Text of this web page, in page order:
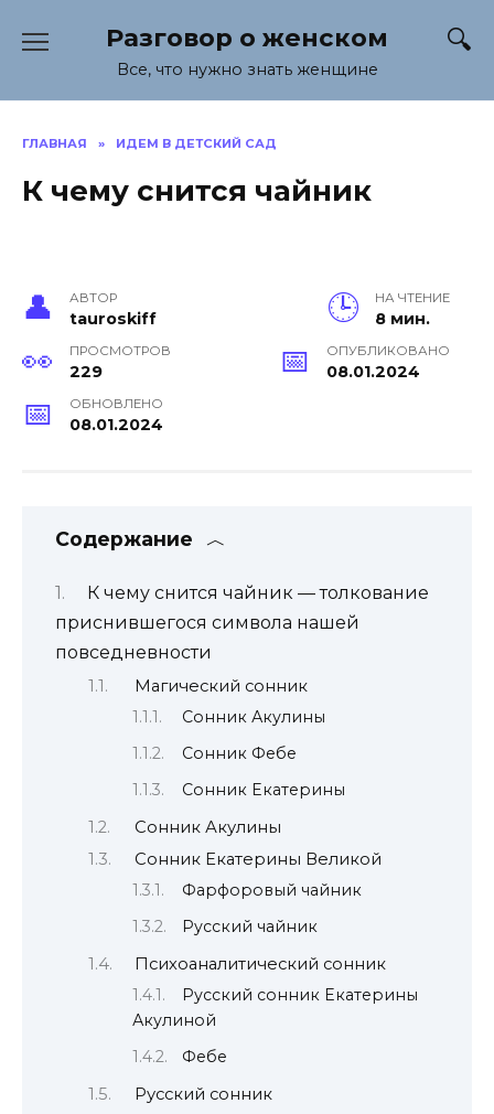
содержанию
Разговор о женском
Все, что нужно знать женщине
ГЛАВНАЯ » ИДЕМ В ДЕТСКИЙ САД
К чему снится чайник
АВТОР
tauroskiff
НА ЧТЕНИЕ
8 мин.
ПРОСМОТРОВ
229
ОПУБЛИКОВАНО
08.01.2024
ОБНОВЛЕНО
08.01.2024
Содержание
К чему снится чайник — толкование
приснившегося символа нашей
повседневности
Магический сонник
Сонник Акулины
Сонник Фебе
Сонник Екатерины
Сонник Акулины
Сонник Екатерины Великой
Фарфоровый чайник
Русский чайник
Психоаналитический сонник
Русский сонник Екатерины
Акулиной
Фебе
Русский сонник